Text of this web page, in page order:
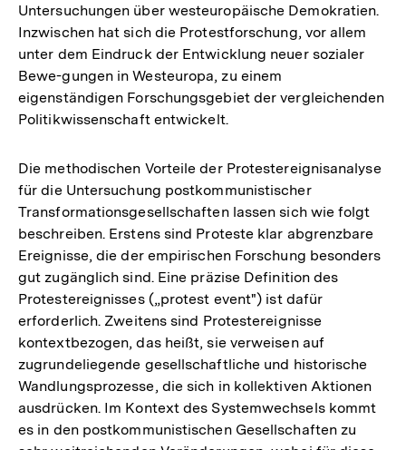
Untersuchungen über westeuropäische Demokratien.
Inzwischen hat sich die Protestforschung, vor allem
unter dem Eindruck der Entwicklung neuer sozialer
Bewe-gungen in Westeuropa, zu einem
eigenständigen Forschungsgebiet der vergleichenden
Politikwissenschaft entwickelt.
Die methodischen Vorteile der Protestereignisanalyse
für die Untersuchung postkommunistischer
Transformationsgesellschaften lassen sich wie folgt
beschreiben. Erstens sind Proteste klar abgrenzbare
Ereignisse, die der empirischen Forschung besonders
gut zugänglich sind. Eine präzise Definition des
Protestereignisses („protest event") ist dafür
erforderlich. Zweitens sind Protestereignisse
kontextbezogen, das heißt, sie verweisen auf
zugrundeliegende gesellschaftliche und historische
Wandlungsprozesse, die sich in kollektiven Aktionen
ausdrücken. Im Kontext des Systemwechsels kommt
es in den postkommunistischen Gesellschaften zu